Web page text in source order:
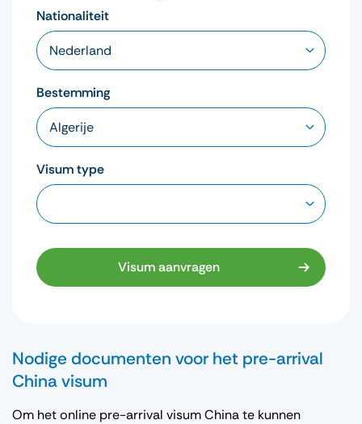
Nationaliteit
Bestemming
Visum type
Visum aanvragen
Nodige documenten voor het pre-arrival
China visum
Om het online pre-arrival visum China te kunnen